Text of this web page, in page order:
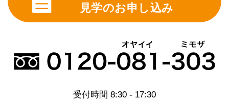
見学のお申し込み
受付時間 8:30 - 17:30